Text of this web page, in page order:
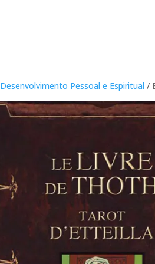
Desenvolvimento Pessoal e Espiritual /